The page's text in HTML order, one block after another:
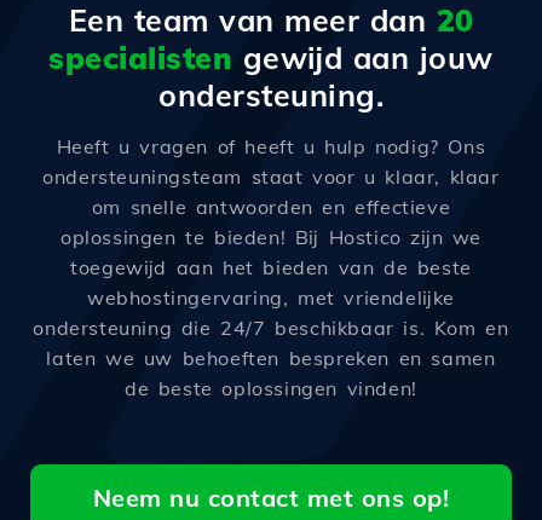
Een team van meer dan 20
specialisten gewijd aan jouw
ondersteuning.
Heeft u vragen of heeft u hulp nodig? Ons
ondersteuningsteam staat voor u klaar, klaar
om snelle antwoorden en effectieve
oplossingen te bieden! Bij Hostico zijn we
toegewijd aan het bieden van de beste
webhostingervaring, met vriendelijke
ondersteuning die 24/7 beschikbaar is. Kom en
laten we uw behoeften bespreken en samen
de beste oplossingen vinden!
Neem nu contact met ons op!